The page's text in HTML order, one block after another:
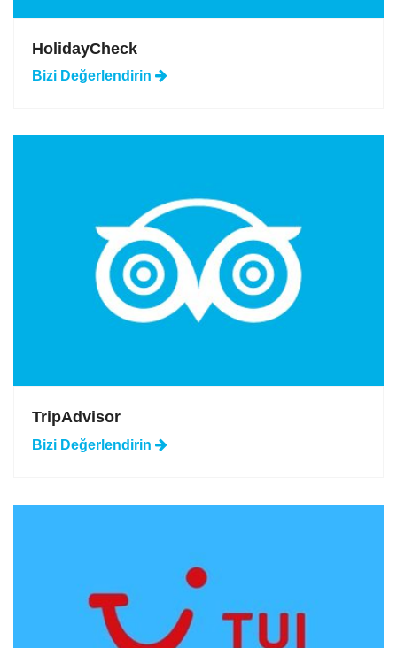
HolidayCheck
Bizi Değerlendirin
TripAdvisor
Bizi Değerlendirin